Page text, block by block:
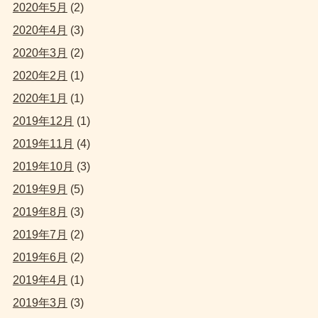
2020年5月 (2)
2020年4月 (3)
2020年3月 (2)
2020年2月 (1)
2020年1月 (1)
2019年12月 (1)
2019年11月 (4)
2019年10月 (3)
2019年9月 (5)
2019年8月 (3)
2019年7月 (2)
2019年6月 (2)
2019年4月 (1)
2019年3月 (3)